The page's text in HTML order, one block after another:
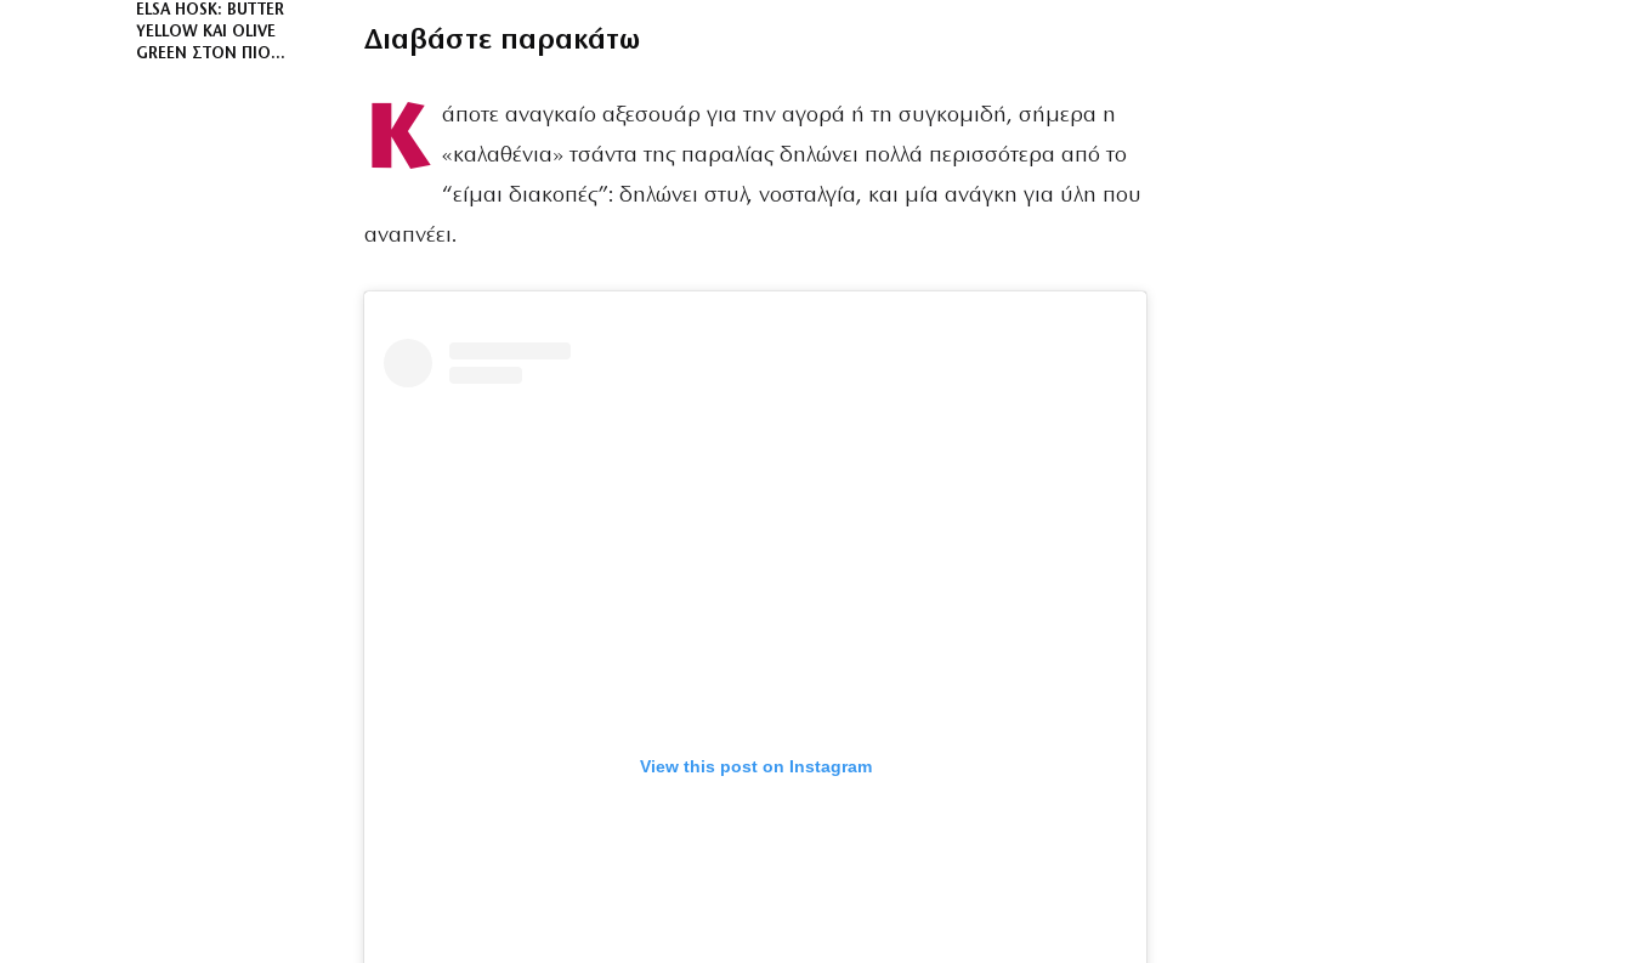
ELSA HOSK: BUTTER
YELLOW ΚΑΙ OLIVE
GREEN ΣΤΟΝ ΠΙΟ
Διαβάστε παρακάτω
Κ άποτε αναγκαίο αξεσουάρ για την αγορά ή τη συγκομιδή, σήμερα η
«καλαθένια» τσάντα της παραλίας δηλώνει πολλά περισσότερα από το
“είμαι διακοπές”: δηλώνει στυλ, νοσταλγία, και μία ανάγκη για ύλη που
αναπνέει.
View this post on Instagram